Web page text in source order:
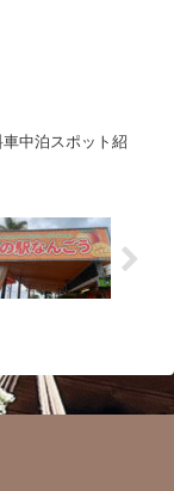
中泊スポット紹